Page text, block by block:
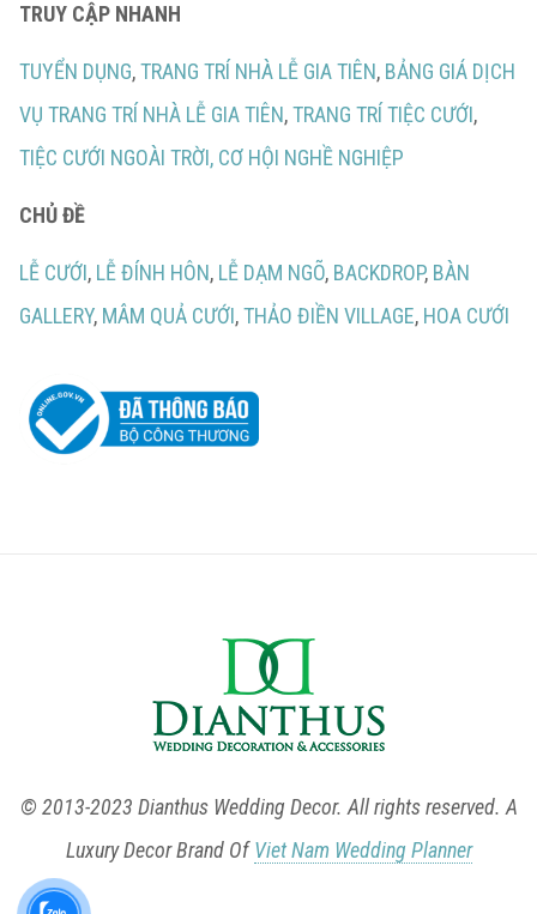
TRUY CẬP NHANH
TUYỂN DỤNG,TRANG TRÍ NHÀ LỄ GIA TIÊN, BẢNG GIÁ DỊCH
VỤ TRANG TRÍ NHÀ LỄ GIA TIÊN,TRANG TRÍ TIỆC CƯỚI,
TIỆC CƯỚI NGOÀI TRỜI, CƠ HỘI NGHỀ NGHIỆP
CHỦ ĐỀ
LỄ CƯỚI, LỄ ĐÍNH HÔN, LỄ DẠM NGÕ, BACKDROP, BÀN
GALLERY, MÂM QUẢ CƯỚI,THẢO ĐIỀN VILLAGE, HOA CƯỚI
© 2013-2023 Dianthus Wedding Decor. All rights reserved. A
Luxury Decor Brand OfViet Nam Wedding Planner